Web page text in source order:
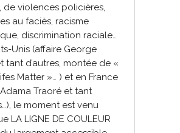
de violences policières,
au faciès, racisme
discrimination raciale…
Unis (affaire George
tant d’autres, montée de «
Matter »… ) et en France
Traoré et tant
le moment est venu
LA LIGNE DE COULEUR